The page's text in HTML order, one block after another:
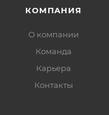
КОМПАНИЯ
О компании
Команда
Карьера
Контакты